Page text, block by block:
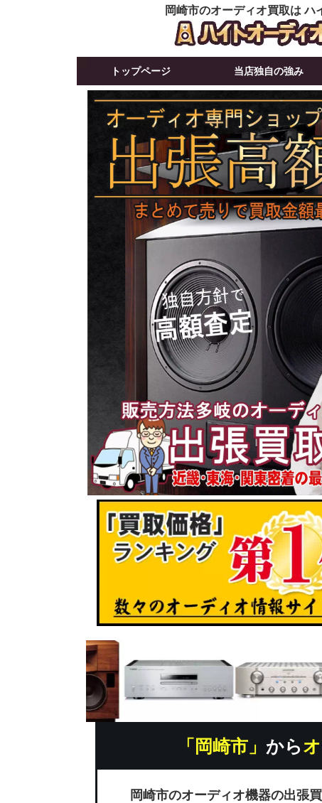
岡崎市のオーディオ買取は ハ
「岡崎市」 から
岡崎市のオーディオ機器の出張
トップページ 当店独自の強み